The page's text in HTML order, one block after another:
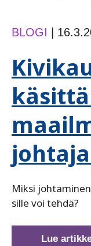
BLOGI
Miksi
sille voi tehdä?
Kivikauden
Lue